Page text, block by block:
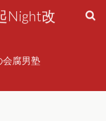
Night改
会腐男塾